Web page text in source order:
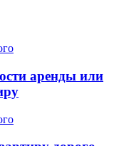
аренды или